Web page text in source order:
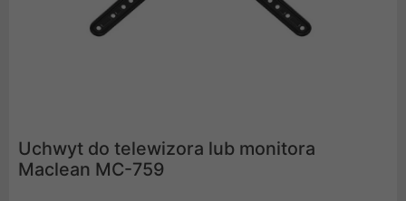
Uchwyt do telewizora lub monitora
Maclean MC-759